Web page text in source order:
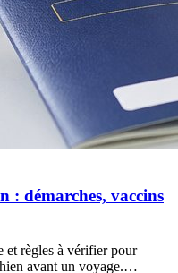
: démarches, vaccins
et règles à vérifier pour
avant un voyage.…